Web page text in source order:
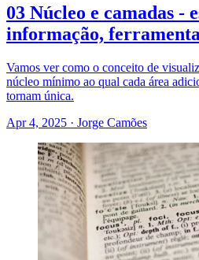
03 Núcleo e camadas -
informação,
Vamos ver como o conceito de
núcleo mínimo ao qual cada área
tornam única.
Apr 4, 2025 · Jorge Camões